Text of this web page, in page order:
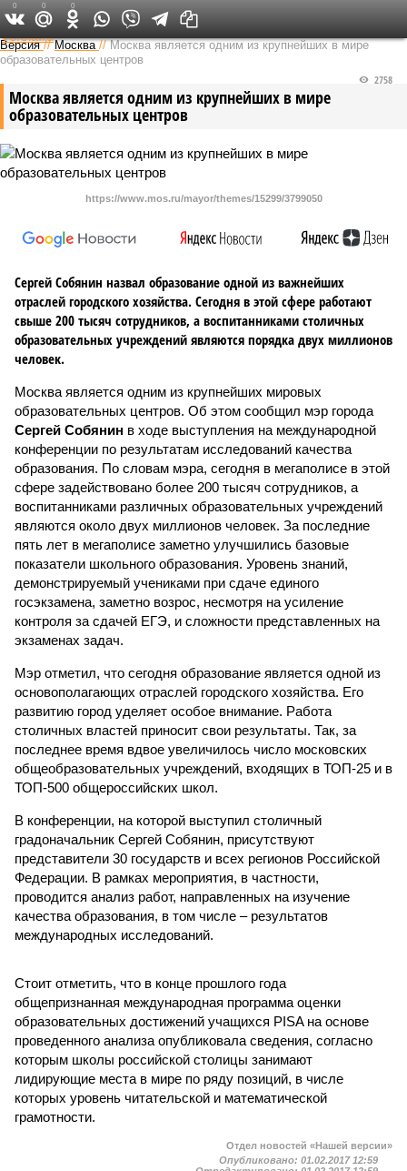
Федеральный выпуск
Версия //Москва //Москва является одним из крупнейших в мире
образовательных центров
Москва является одним из крупнейших в мире
образовательных центров
2758
https://www.mos.ru/mayor/themes/15299/3799050
Сергей Собянин назвал образование одной из важнейших
отраслей городского хозяйства. Сегодня в этой сфере работают
свыше 200 тысяч сотрудников, а воспитанниками столичных
образовательных учреждений являются порядка двух миллионов
человек.
Москва является одним из крупнейших мировых
образовательных центров. Об этом сообщил мэр города
Сергей Собянин в ходе выступления на международной
конференции по результатам исследований качества
образования. По словам мэра, сегодня в мегаполисе в этой
сфере задействовано более 200 тысяч сотрудников, а
воспитанниками различных образовательных учреждений
являются около двух миллионов человек. За последние
пять лет в мегаполисе заметно улучшились базовые
показатели школьного образования. Уровень знаний,
демонстрируемый учениками при сдаче единого
госэкзамена, заметно возрос, несмотря на усиление
контроля за сдачей ЕГЭ, и сложности представленных на
экзаменах задач.
Мэр отметил, что сегодня образование является одной из
основополагающих отраслей городского хозяйства. Его
развитию город уделяет особое внимание. Работа
столичных властей приносит свои результаты. Так, за
последнее время вдвое увеличилось число московских
общеобразовательных учреждений, входящих в ТОП-25 и в
ТОП-500 общероссийских школ.
В конференции, на которой выступил столичный
градоначальник Сергей Собянин, присутствуют
представители 30 государств и всех регионов Российской
Федерации. В рамках мероприятия, в частности,
проводится анализ работ, направленных на изучение
качества образования, в том числе – результатов
международных исследований.
Стоит отметить, что в конце прошлого года
общепризнанная международная программа оценки
образовательных достижений учащихся PISA на основе
проведенного анализа опубликовала сведения, согласно
которым школы российской столицы занимают
лидирующие места в мире по ряду позиций, в числе
которых уровень читательской и математической
грамотности.
0 0 0
Отдел новостей «Нашей версии»
Опубликовано: 01.02.2017 12:59